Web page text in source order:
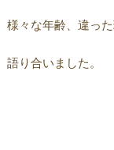
様々な年齢、違っ
語り合いました。